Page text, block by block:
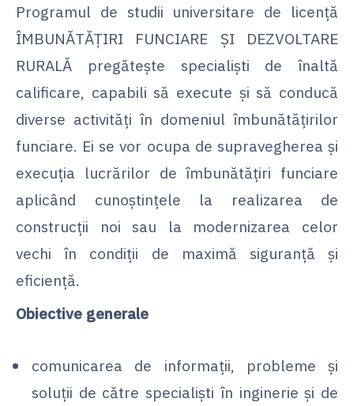
Programul de studii universitare de licenţă
ÎMBUNĂTĂŢIRI FUNCIARE ŞI DEZVOLTARE
RURALĂ pregăteşte specialişti de înaltă
calificare, capabili să execute şi să conducă
diverse activităţi în domeniul îmbunătăţirilor
funciare. Ei se vor ocupa de supravegherea şi
execuţia lucrărilor de îmbunătăţiri funciare
aplicând cunoştinţele la realizarea de
construcţii noi sau la modernizarea celor
vechi în condiţii de maximă siguranţă şi
eficienţă.
Obiective generale
comunicarea de informaţii, probleme şi
soluţii de către specialişti în inginerie şi de